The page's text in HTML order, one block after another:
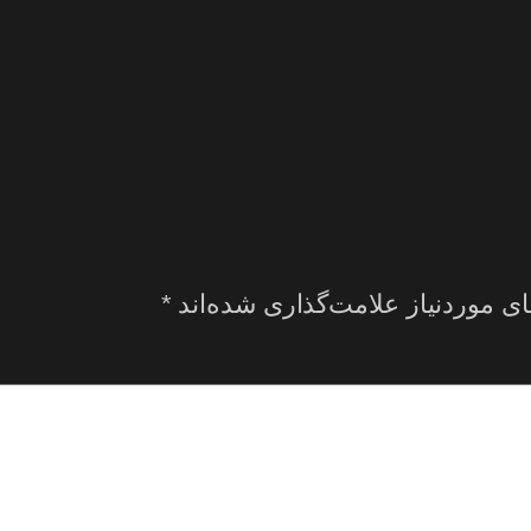
موردنیاز علامت‌گذاری شده‌اند *